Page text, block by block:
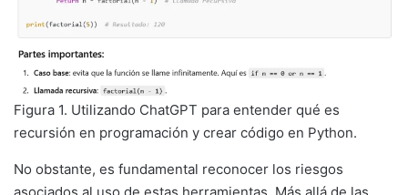
Figura 1. Utilizando ChatGPT para entender qué es
recursión en programación y crear código en Python.
No obstante, es fundamental reconocer los riesgos
asociados al uso de estas herramientas. Más allá de las